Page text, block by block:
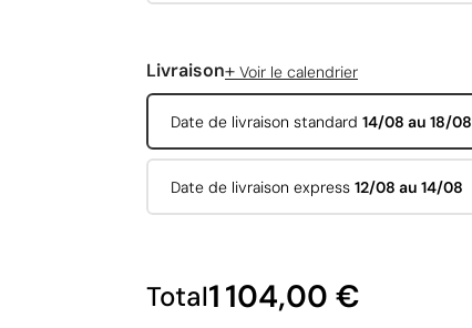
Livraison+ Voir le calendrier
Date de livraison standard 14/08 au 18/08
Date de livraison express 12/08 au 14/08
Total1 104,00 €